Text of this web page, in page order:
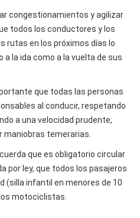
congestionamientos y agilizar
todos los conductores y los
rutas en los próximos días lo
a la ida como a la vuelta de sus
que todas las personas
al conducir, respetando
a una velocidad prudente,
maniobras temerarias.
que es obligatorio circular
por ley, que todos los pasajeros
(silla infantil en menores de 10
motociclistas.